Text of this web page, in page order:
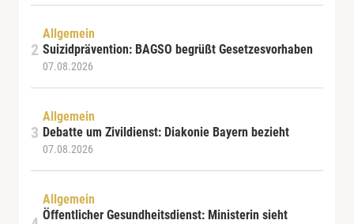
Allgemein
Suizidprävention: BAGSO begrüßt Gesetzesvorhaben
07.08.2026
Allgemein
Debatte um Zivildienst: Diakonie Bayern bezieht
07.08.2026
Allgemein
Öffentlicher Gesundheitsdienst: Ministerin sieht